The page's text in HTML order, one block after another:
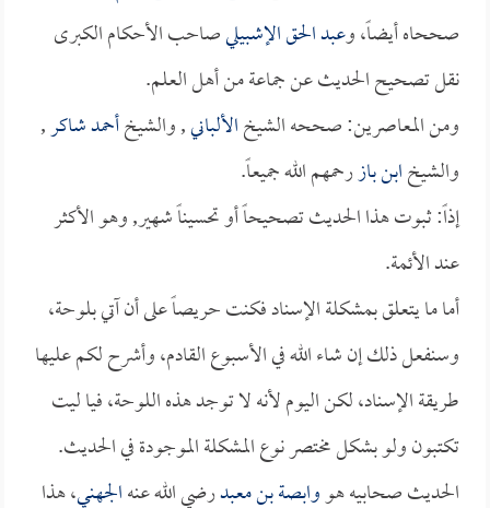
صححاه أيضاً، وعبد الحق الإشبيليصاحب الأحكام الكبرى
نقل تصحيح الحديث عن جماعة من أهل العلم.
ومن المعاصرين: صححه الشيخالألباني, والشيخأحمد شاكر,
والشيخابن بازرحمهم الله جميعاً.
إذاً: ثبوت هذا الحديث تصحيحاً أو تحسيناً شهير, وهو الأكثر
عند الأئمة.
أما ما يتعلق بمشكلة الإسناد فكنت حريصاً على أن آتي بلوحة،
وسنفعل ذلك إن شاء الله في الأسبوع القادم، وأشرح لكم عليها
طريقة الإسناد، لكن اليوم لأنه لا توجد هذه اللوحة، فيا ليت
تكتبون ولو بشكل مختصر نوع المشكلة الموجودة في الحديث.
الحديث صحابيه هووابصة بن معبدرضي الله عنهالجهني، هذا